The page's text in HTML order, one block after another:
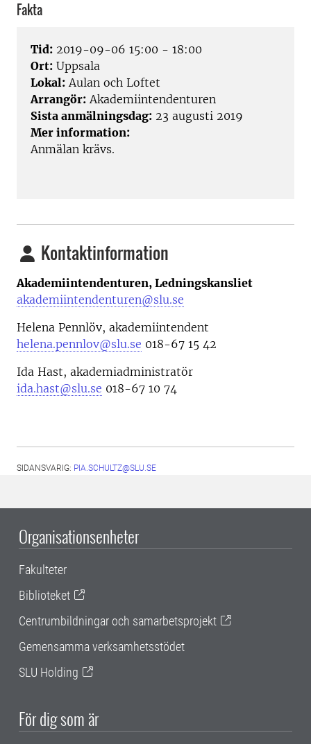
Fakta
Tid: 2019-09-06 15:00 - 18:00
Ort: Uppsala
Lokal: Aulan och Loftet
Arrangör: Akademiintendenturen
Sista anmälningsdag: 23 augusti 2019
Mer information:
Anmälan krävs.
Kontaktinformation
Akademiintendenturen, Ledningskansliet
akademiintendenturen@slu.se
Helena Pennlöv, akademiintendent
helena.pennlov@slu.se 018-67 15 42
Ida Hast, akademiadministratör
ida.hast@slu.se 018-67 10 74
SIDANSVARIG: PIA.SCHULTZ@SLU.SE
Organisationsenheter
Fakulteter
Biblioteket
Centrumbildningar och samarbetsprojekt
Gemensamma verksamhetsstödet
SLU Holding
För dig som är